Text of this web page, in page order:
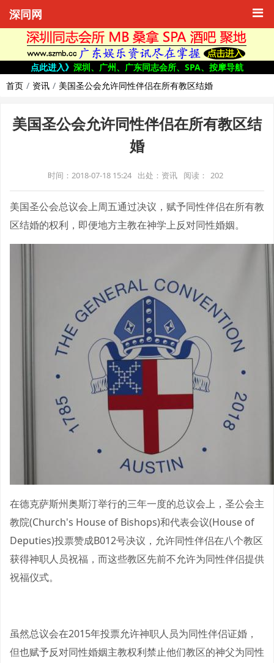
深同网
点此进入》 深圳、广州、广东同志会所、SPA、按摩导航
首页
资讯 美国圣公会允许同性伴侣在所有教区结婚
美国圣公会允许同性伴侣在所有教区结
婚
时间：2018-07-18 15:24 出处：资讯 阅读： 202
美国圣公会总议会上周五通过决议，赋予同性伴侣在所有教
区结婚的权利，即便地方主教在神学上反对同性婚姻。
在德克萨斯州奥斯汀举行的三年一度的总议会上，圣公会主
教院(Church's House of Bishops)和代表会议(House of
Deputies)投票赞成B012号决议，允许同性伴侣在八个教区
获得神职人员祝福，而这些教区先前不允许为同性伴侣提供
祝福仪式。
虽然总议会在2015年投票允许神职人员为同性伴侣证婚，
但也赋予反对同性婚姻主教权利禁止他们教区的神父为同性